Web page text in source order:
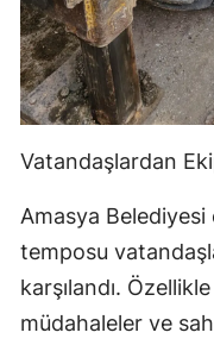
Vatandaşlardan
Amasya Belediyesi
temposu
karşılandı.
müdahaleler ve